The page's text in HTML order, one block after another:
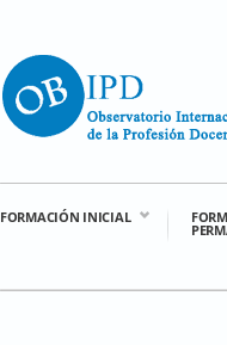
FORMACIÓN INICIAL